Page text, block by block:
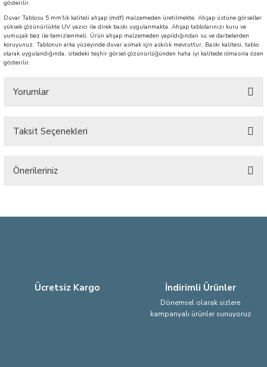
gösterilir.
Duvar Tablosu 5 mm'lik kaliteli ahşap (mdf) malzemeden üretilmekte. Ahşap üstüne görseller
yüksek çözünürlükte UV yazıcı ile direk baskı uygulanmakta. Ahşap tablolarınızı kuru ve
yumuşak bez ile temizlenmeli. Ürün ahşap malzemeden yapıldığından su ve darbelerden
koruyunuz. Tablonun arka yüzeyinde duvar asmak için askılık mevcuttur. Baskı kalitesi, tablo
olarak uygulandığında, sitedeki teşhir görsel çözünürlüğünden haha iyi kalitede olmasına özen
gösterilir.
Yorumlar
Taksit Seçenekleri
Önerileriniz
Ürün açıklamasında eksik bilgiler bulunuyor.
Ücretsiz Kargo İndirimli Ürünler
Dönemsel olarak sizlere
kampanyalı ürünler sunuyoruz